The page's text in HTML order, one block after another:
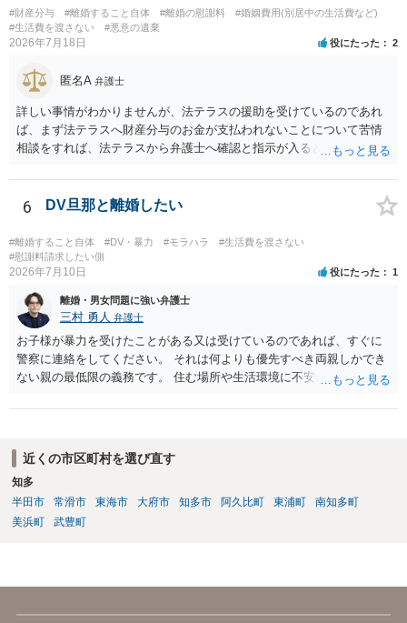
#財産分与 #離婚すること自体 #離婚の慰謝料
#婚姻費用(別居中の生活費など)
#生活費を渡さない
#悪意の遺棄
2026年7月18日 役にたった 2
匿名A 弁護士
詳しい事情がわかりませんが、法テラスの援助を受けているのであれ
ば、まず法テラスへ財産分与のお金が支払われないことについて苦情
相談をすれば、法テラスから弁護士へ確認と指示が入ると思います。
す。
6 DV旦那と離婚したい
#離婚すること自体 #DV・暴力 #モラハラ
#生活費を渡さない
#慰謝料請求したい側
2026年7月10日 役にたった 1
離婚・男女問題に強い弁護士
三村 勇人 弁護士
お子様が暴力を受けたことがある又は受けているのであれば、すぐに
警察に連絡をしてください。 それは何よりも優先すべき両親しかでき
ない親の最低限の義務です。 住む場所や生活環境に不安があるようで
場所を特定されないような措置も行っていただけます。 また、日本で
れます。 暴力を受けた際に、警察を呼んでください。その証拠だけで
十分です。それ以外は必要ありません。 なお、現在暴力を受けていな
いのであれば、暴力を待つ必要はありません。 夜逃げが可能なのであ
れば、すぐにしてください。 別居期間が２年を超えれば離婚できます
し、婚姻費用は年収が高い方が低いほうに支払う義務ですから婚姻費
近くの市区町村を選び直す
知多
半田市
常滑市 東海市 大府市 知多市 阿久比町 東浦町
南知多町
美浜町
武豊町